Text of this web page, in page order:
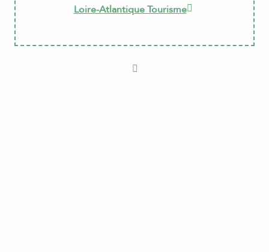
Loire-Atlantique Tourisme